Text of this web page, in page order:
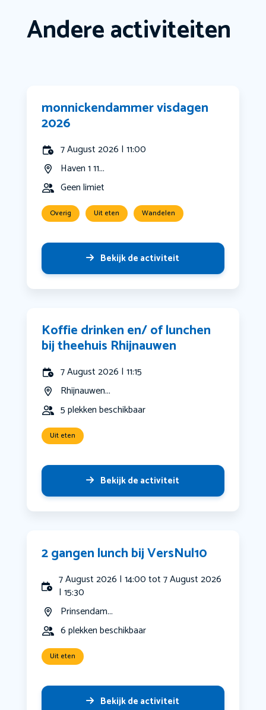
Andere activiteiten
monnickendammer visdagen
2026
7 August 2026 | 11:00
Haven 1 11...
Geen limiet
Overig Uit eten Wandelen
Bekijk de activiteit
Koffie drinken en/ of lunchen
bij theehuis Rhijnauwen
7 August 2026 | 11:15
Rhijnauwen...
5 plekken beschikbaar
Uit eten
Bekijk de activiteit
2 gangen lunch bij VersNul10
7 August 2026 | 14:00 tot 7 August 2026
| 15:30
Prinsendam...
6 plekken beschikbaar
Uit eten
Bekijk de activiteit